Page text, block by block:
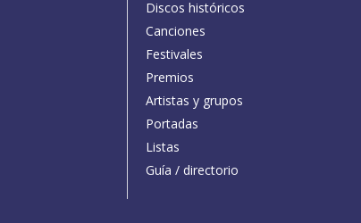
Discos históricos
Canciones
Festivales
Premios
Artistas y grupos
Portadas
Listas
Guía / directorio